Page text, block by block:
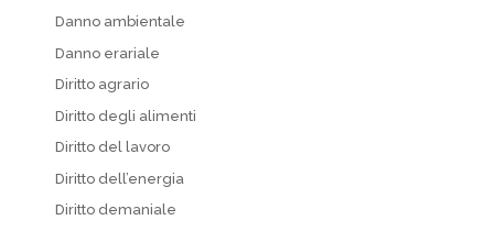
Danno ambientale
Danno erariale
Diritto agrario
Diritto degli alimenti
Diritto del lavoro
Diritto dell’energia
Diritto demaniale